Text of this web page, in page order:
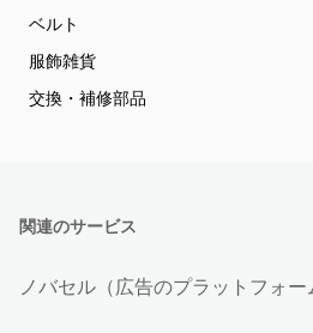
ベルト
服飾雑貨
交換・補修部品
関連のサービス
ノバセル（広告のプラットフォー